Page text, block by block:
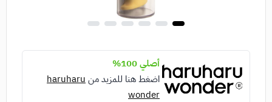
أصلي 100%
اضغط هنا للمزيد من haruharu
wonder